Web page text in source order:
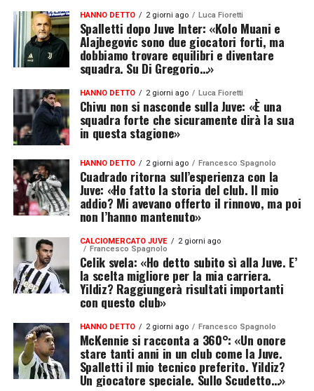
HANNO DETTO 2 giorni ago Luca Fioretti
Spalletti dopo Juve Inter: «Kolo Muani e
Alajbegovic sono due giocatori forti, ma
dobbiamo trovare equilibri e diventare
squadra. Su Di Gregorio…»
HANNO DETTO 2 giorni ago Luca Fioretti
Chivu non si nasconde sulla Juve: «È una
squadra forte che sicuramente dirà la sua
in questa stagione»
HANNO DETTO 2 giorni ago Francesco Spagnolo
Cuadrado ritorna sull’esperienza con la
Juve: «Ho fatto la storia del club. Il mio
addio? Mi avevano offerto il rinnovo, ma poi
non l’hanno mantenuto»
CALCIOMERCATO JUVE
2 giorni ago
Francesco Spagnolo
Celik svela: «Ho detto subito sì alla Juve. E’
la scelta migliore per la mia carriera.
Yildiz? Raggiungerà risultati importanti
con questo club»
HANNO DETTO 2 giorni ago Francesco Spagnolo
McKennie si racconta a 360°: «Un onore
stare tanti anni in un club come la Juve.
Spalletti il mio tecnico preferito. Yildiz?
Un giocatore speciale. Sullo Scudetto…»